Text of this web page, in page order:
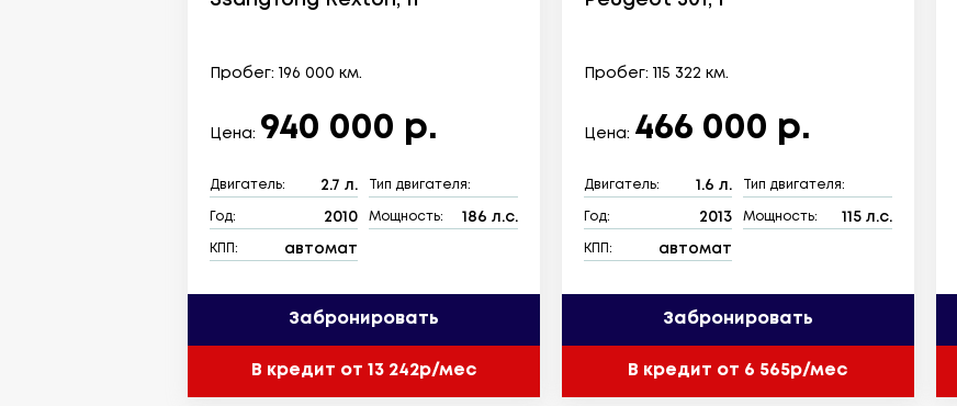
Пробег: 196 000 км.
Цена: 940 000 р.
Двигатель: 2.7 л. Тип двигателя:
Год: 2010 Мощность: 186 л.с.
КПП: автомат
Забронировать
В кредит от 13 242р/мес
Пробег: 115 322 км.
Цена: 466 000 р.
Двигатель: 1.6 л. Тип двигателя:
Год: 2013 Мощность: 115 л.с.
КПП: автомат
Забронировать
В кредит от 6 565р/мес